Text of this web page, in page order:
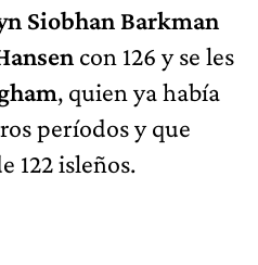
Siobhan Barkman
con 126 y se les
, quien ya había
períodos y que
122 isleños.